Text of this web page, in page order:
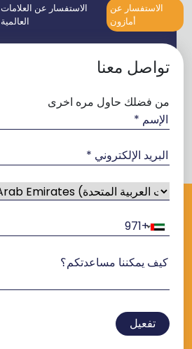
الاستفسار عن
أمازون
الاستفسار عن العلامات
العالمية
تواصل معنا
من فضلك حاول مره اخرى
تفعيل